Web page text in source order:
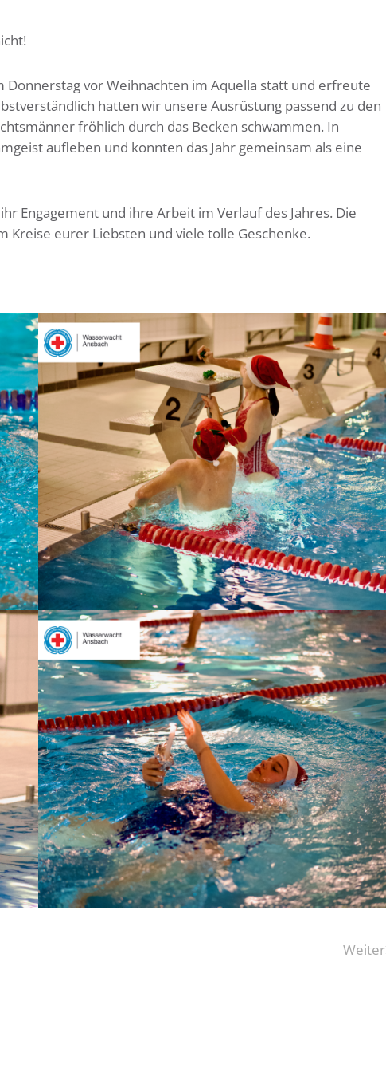
vor Weihnachten im Aquella statt und erfreute
hatten wir unsere Ausrüstung passend zu den
fröhlich durch das Becken schwammen. In
aufleben und konnten das Jahr gemeinsam als eine
Engagement und ihre Arbeit im Verlauf des Jahres. Die
Kreise eurer Liebsten und viele tolle Geschenke.
Weiter